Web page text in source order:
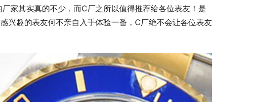
家其实真的不少，而C厂之所以值得推荐给各位表友！是
兴趣的表友何不亲自入手体验一番，C厂绝不会让各位表友